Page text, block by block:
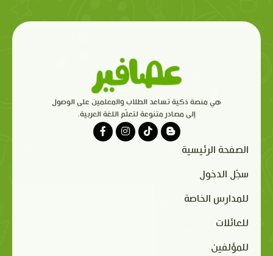
هي منصة ذكية تساعد الطلاب والمعلمين على الوصول
إلى مصادر متنوعة لتعلّم اللغة العربية.
الصفحة الرئيسية
سجّل الدخول
للمدارس الخاصة
للعائلات
للمؤلفين